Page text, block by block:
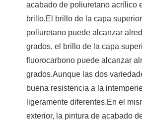
acabado de poliuretano acrílico
brillo.El brillo de la capa
poliuretano puede alcanzar
grados, el brillo de la capa
fluorocarbono puede alcanzar
grados.Aunque las dos
buena resistencia a la
ligeramente diferentes.En el
exterior, la pintura de acabado